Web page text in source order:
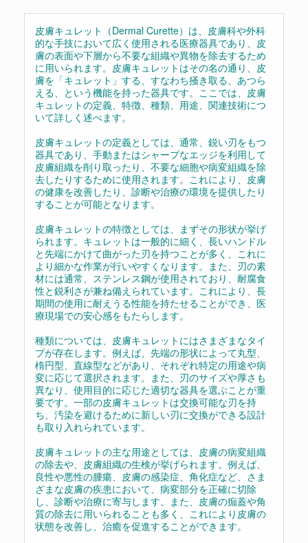
皮膚キュレット（Dermal Curette）は、皮膚科や外科
的な手技において広く使用される医療器具であり、皮
膚の表面や下層から不要な組織や異物を除去するため
に用いられます。皮膚キュレットはその名の通り、皮
膚を「キュレット」する、すなわち掻き取る、あつら
える、という機能を持った器具です。ここでは、皮膚
キュレットの定義、特徴、種類、用途、関連技術につ
いて詳しく述べます。
皮膚キュレットの定義としては、通常、鋭い刃をもつ
器具であり、手動またはシャープなエッジを利用して
皮膚組織を削り取ったり、不要な細胞や病変組織を除
去したりするために使用されます。これにより、皮膚
の健康を改善したり、診断や治療の環境を提供したり
することが可能となります。
皮膚キュレットの特徴としては、まずその形状が挙げ
られます。キュレットは一般的に細く、長いハンドル
と先端にかけて曲がった刃を持つことが多く、これに
より細かな作業が行いやすくなります。また、刃の素
材には通常、ステンレス鋼が使用されており、耐腐食
性と鋭利さが兼ね備えられています。これにより、長
期間の使用に耐えうる性能を持たせることができ、医
療現場での安心感をもたらします。
種類については、皮膚キュレットにはさまざまなタイ
プが存在します。例えば、先端の形状によって丸型、
楕円型、直線型などがあり、それぞれ特定の用途や病
変に応じて選択されます。また、刃のサイズや厚さも
異なり、使用目的に応じた適切な器具を選ぶことが重
要です。一部の皮膚キュレットは交換可能な刃を持
ち、汚染を避けるために新しい刃に交換ができる設計
も取り入れられています。
皮膚キュレットの主な用途としては、皮膚の病変組織
の除去や、皮膚組織の生検が挙げられます。例えば、
良性や悪性の腫瘍、皮膚の感染症、角化症など、さま
ざまな皮膚の疾患において、病変部分を正確に切除
し、診断や治療に寄与します。また、皮膚の痂蓋や角
質の除去に用いられることも多く、これにより皮膚の
状態を改善し、治癒を促進することができます。